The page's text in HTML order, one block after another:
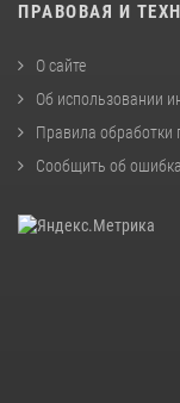
ПРАВОВАЯ И
О сайте
Об использовании
Правила обработки
Сообщить об